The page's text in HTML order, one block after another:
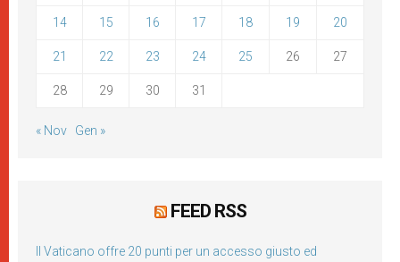
14 15 16 17 18 19 20
21 22 23 24 25 26 27
28 29 30 31
« Nov Gen »
FEED RSS
Il Vaticano offre 20 punti per un accesso giusto ed